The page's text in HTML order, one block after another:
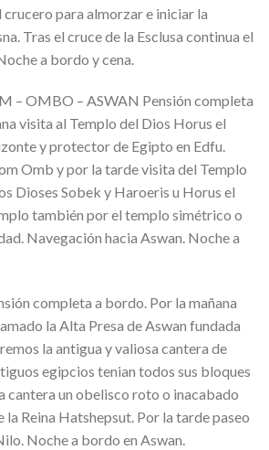
crucero para almorzar e iniciar la
Tras el cruce de la Esclusa continua el
a bordo y cena.
– OMBO – ASWAN Pensión completa
visita al Templo del Dios Horus el
y protector de Egipto en Edfu.
Omb y por la tarde visita del Templo
Dioses Sobek y Haroeris u Horus el
también por el templo simétrico o
Navegación hacia Aswan. Noche a
completa a bordo. Por la mañana
la Alta Presa de Aswan fundada
la antigua y valiosa cantera de
egipcios tenian todos sus bloques
cantera un obelisco roto o inacabado
la Reina Hatshepsut. Por la tarde paseo
Noche a bordo en Aswan.